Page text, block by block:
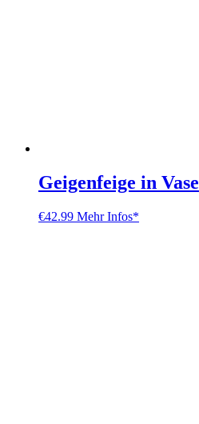
Geigenfeige in Vase
€42.99 Mehr Infos*